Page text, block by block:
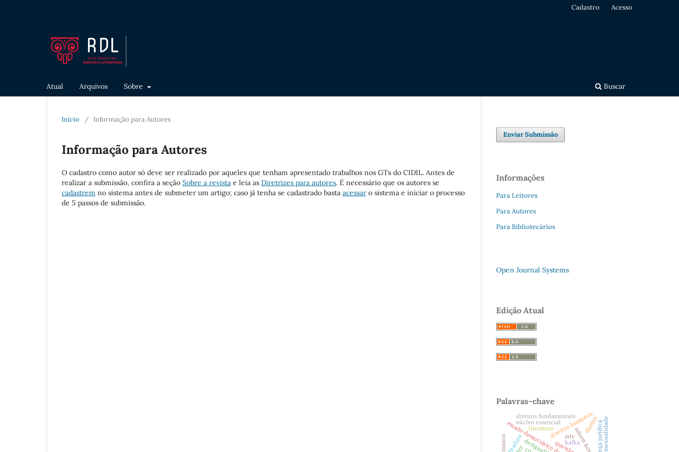
Atual Arquivos Sobre Buscar
Cadastro Acesso
Início / Informação para Autores
Informação para Autores
O cadastro como autor só deve ser realizado por aqueles que tenham apresentado trabalhos nos GTs do CIDIL. Antes de
realizar a submissão, confira a seção Sobre a revista e leia as Diretrizes para autores. É necessário que os autores se
cadastrem no sistema antes de submeter um artigo; caso já tenha se cadastrado basta acessar o sistema e iniciar o processo
de 5 passos de submissão.
Enviar Submissão
Informações
Para Leitores
Para Autores
Para Bibliotecários
Open Journal Systems
Edição Atual
Palavras-chave
núcleo essencial
direitos fundamentais
direitos humanos.
ditadura homossexualidade
literatura
kafka
direito
arte